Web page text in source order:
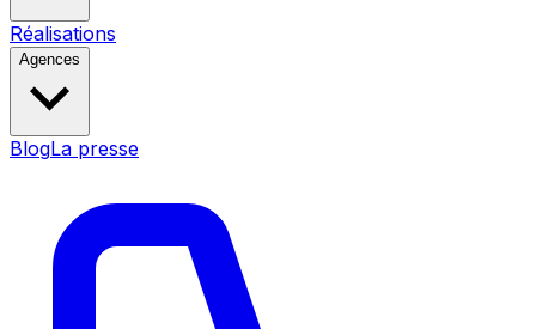
Réalisations
Agences
BlogLa presse